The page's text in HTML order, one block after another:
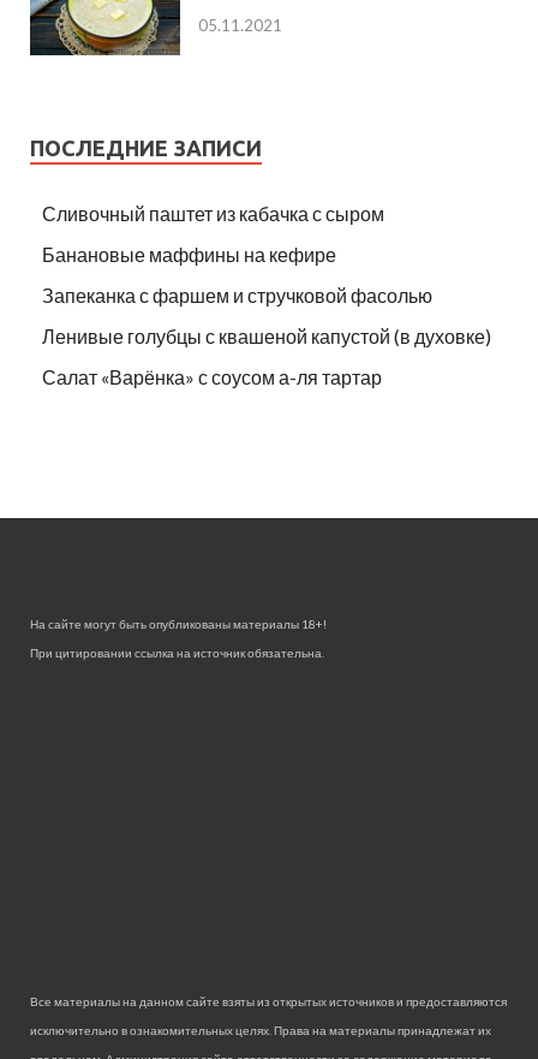
05.11.2021
ПОСЛЕДНИЕ ЗАПИСИ
Сливочный паштет из кабачка с сыром
Банановые маффины на кефире
Запеканка с фаршем и стручковой фасолью
Ленивые голубцы с квашеной капустой (в духовке)
Салат «Варёнка» с соусом а-ля тартар
На сайте могут быть опубликованы материалы 18+!
При цитировании ссылка на источник обязательна.
Все материалы на данном сайте взяты из открытых источников и предоставляются
исключительно в ознакомительных целях. Права на материалы принадлежат их